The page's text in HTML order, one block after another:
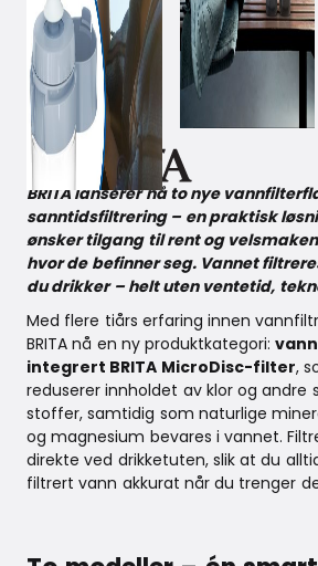
July 31, 2025
BRITA lanserer nå to nye
sanntidsfiltrering – en praktisk
ønsker tilgang til rent og
hvor de befinner seg. Vannet
du drikker – helt uten ventetid,
Med flere tiårs erfaring innen
BRITA nå en ny produktkategori:
integrert BRITA MicroDisc-filter,
reduserer innholdet av klor og andre
stoffer, samtidig som naturlige
og magnesium bevares i vannet.
direkte ved drikketuten, slik at du
filtrert vann akkurat når du trenger